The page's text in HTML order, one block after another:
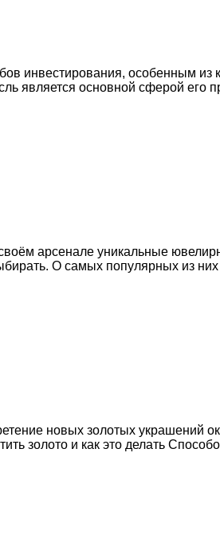
инвестирования, особенным из
является основной сферой его
арсенале уникальные
О самых популярных из
новых золотых украшений
золото и как это делать